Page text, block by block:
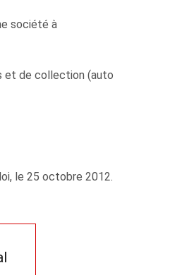
société à
et de collection (auto
le 25 octobre 2012.